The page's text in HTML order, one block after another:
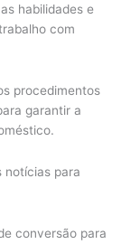
habilidades e
com
procedimentos
garantir a
notícias para
conversão para